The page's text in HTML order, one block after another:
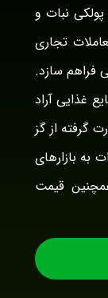
رو در زمینه ی عرضه گز٬ گز سوهانی٬ پولکی نبات و
تجاری
فراهم سازد.
غذایی آراد
گرفته از گز
به بازارهای
قیمت